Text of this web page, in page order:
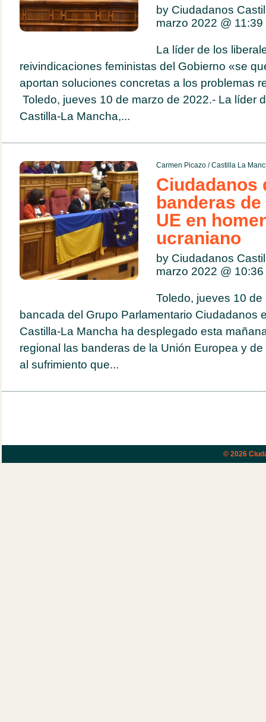
by Ciudadanos
marzo 2022 @ 11:39
La líder de los
reivindicaciones feministas del Gobierno «se
aportan soluciones concretas a los problemas
Toledo, jueves 10 de marzo de 2022.- La líder
Castilla-La Mancha,...
Carmen Picazo/Castilla La
Ciudadanos
banderas
UE en
ucraniano
by Ciudadanos
marzo 2022 @ 10:36
Toledo, jueves 10
bancada del Grupo Parlamentario Ciudadanos
Castilla-La Mancha ha desplegado esta
regional las banderas de la Unión Europea y
al sufrimiento que...
© 2026